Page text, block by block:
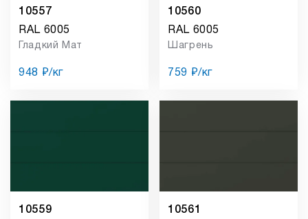
10557
RAL 6005
Гладкий Мат
948 ₽/кг
10560
RAL 6005
Шагрень
759 ₽/кг
10559 10561